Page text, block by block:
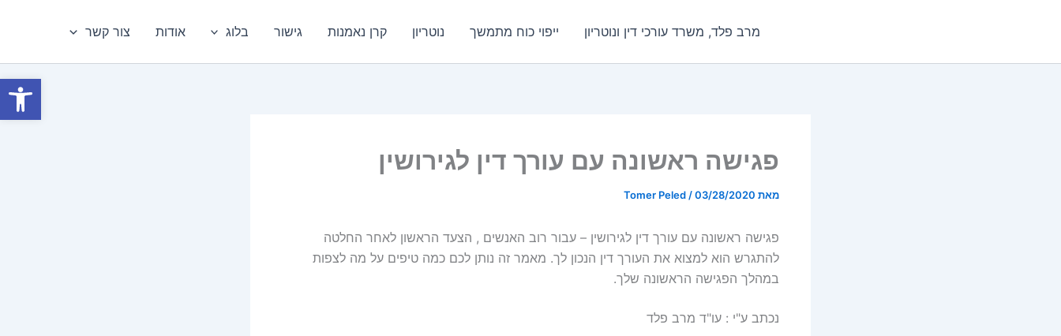
פתח
מרב פלד, משרד עורכי דין ונוטריון ייפוי כוח מתמשך נוטריון קרן נאמנות גישור בלוג אודות צור קשר
פגישה ראשונה עם עורך דין לגירושין
מאת Tomer Peled /03/28/2020
פגישה ראשונה עם עורך דין לגירושין – עבור רוב האנשים , הצעד הראשון לאחר החלטה
להתגרש הוא למצוא את העורך דין הנכון לך. מאמר זה נותן לכם כמה טיפים על מה לצפות
במהלך הפגישה הראשונה שלך.
נכתב ע"י : עו"ד מרב פלד